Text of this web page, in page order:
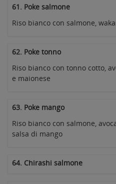
61. Poke salmone
Riso bianco con salmone,
62. Poke tonno
Riso bianco con tonno cotto,
e maionese
63. Poke mango
Riso bianco con salmone,
salsa di mango
64. Chirashi salmone